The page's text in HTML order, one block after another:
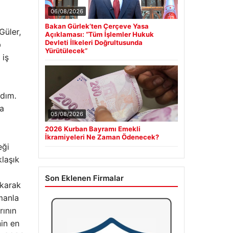
iş
en
06/08/2026
Bakan Gürlek’ten Çerçeve Yasa
Açıklaması: “Tüm İşlemler Hukuk
Devleti İlkeleri Doğrultusunda
Yürütülecek”
05/08/2026
2026 Kurban Bayramı Emekli
İkramiyeleri Ne Zaman Ödenecek?
Son Eklenen Firmalar